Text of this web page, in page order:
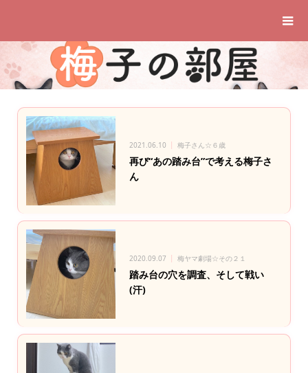
2021.06.10 梅子さん☆６歳
再び“あの踏み台”で考える梅子さ
ん
2020.09.07 梅ヤマ劇場☆その２１
踏み台の穴を調査、そして戦い
(汗)